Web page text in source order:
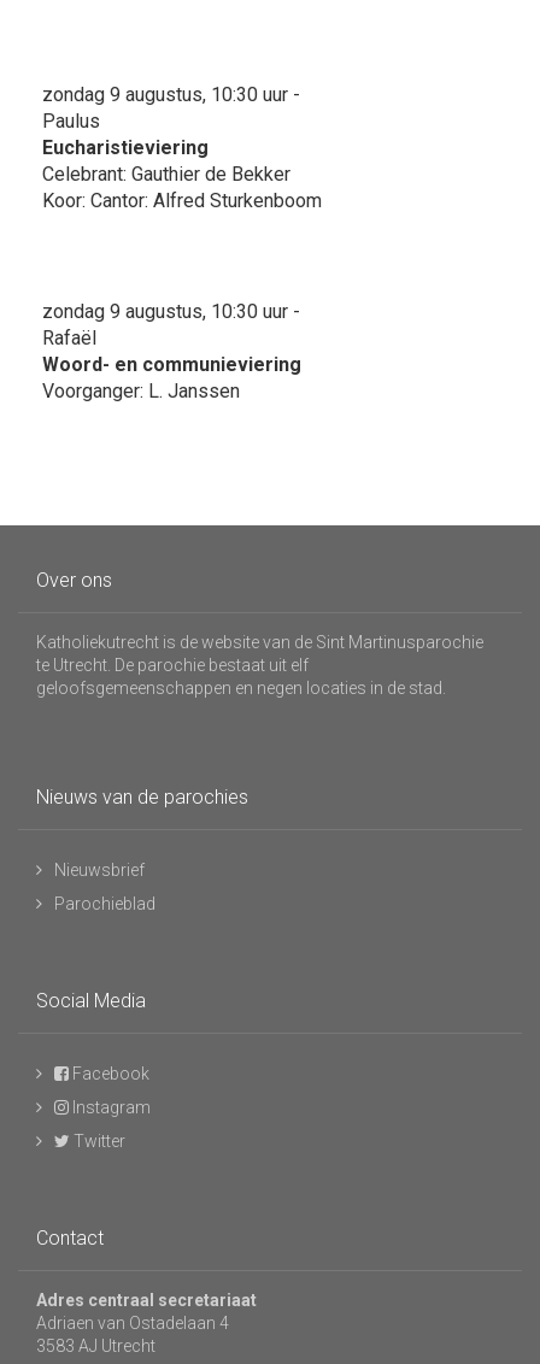
zondag 9 augustus, 10:30 uur -
Paulus
Eucharistieviering
Celebrant: Gauthier de Bekker
Koor: Cantor: Alfred Sturkenboom
zondag 9 augustus, 10:30 uur -
Rafaël
Woord- en communieviering
Voorganger: L. Janssen
Over ons
Katholiekutrecht is de website van de Sint Martinusparochie
te Utrecht. De parochie bestaat uit elf
geloofsgemeenschappen en negen locaties in de stad.
Nieuws van de parochies
Nieuwsbrief
Parochieblad
Social Media
Facebook
Instagram
Twitter
Contact
Adres centraal secretariaat
Adriaen van Ostadelaan 4
3583 AJ Utrecht